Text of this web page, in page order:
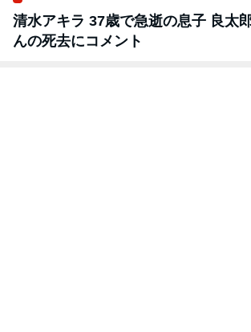
清水アキラ 37歳で急逝の息子 良太
んの死去にコメント